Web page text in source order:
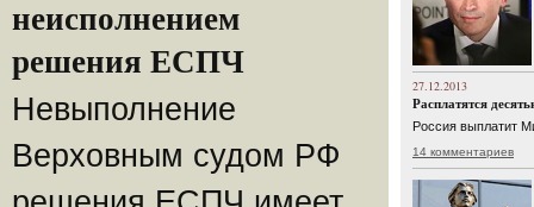
неисполнением
решения ЕСПЧ
Невыполнение
Верховным судом РФ
27.12.2013
Расплатятся
Россия выплатит
14 комментариев